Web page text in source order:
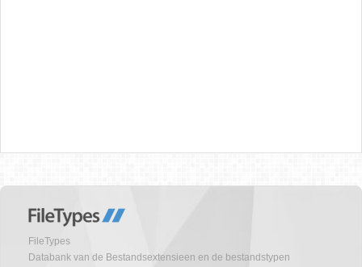
FileTypes
Databank van de Bestandsextensieen en de bestandstypen